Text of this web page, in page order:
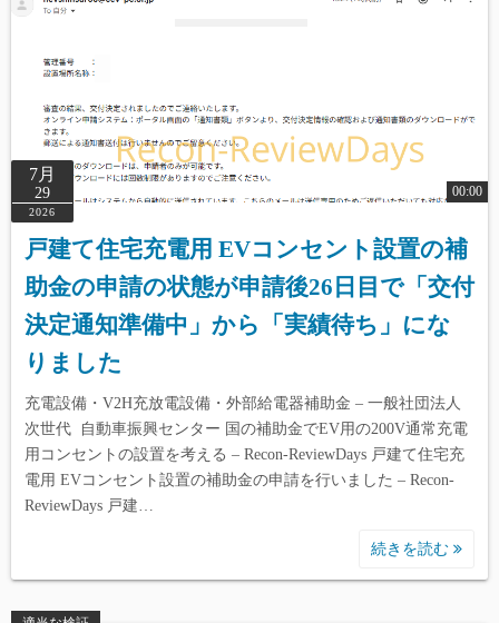
7月
29
2026
00:00
戸建て住宅充電用 EVコンセント設置の補
助金の申請の状態が申請後26日目で「交付
決定通知準備中」から「実績待ち」にな
りました
充電設備・V2H充放電設備・外部給電器補助金 – 一般社団法人
次世代 自動車振興センター 国の補助金でEV用の200V通常充電
用コンセントの設置を考える – Recon-ReviewDays 戸建て住宅充
電用 EVコンセント設置の補助金の申請を行いました – Recon-
ReviewDays 戸建…
続きを読む